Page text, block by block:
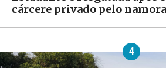
cárcere privado pelo
4